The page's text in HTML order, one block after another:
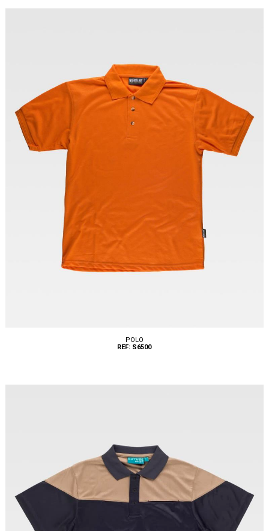
Tallas: S, M, L, XL, XXL, 3XL, 4XL, 5XL, 6XL
POLO
REF: S6500